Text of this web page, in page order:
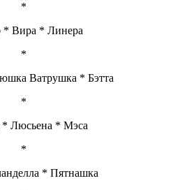
*
* Вира * Линера
*
Ватрушка * Бэтта
*
* Люсьена * Мэса
*
* Пятнашка